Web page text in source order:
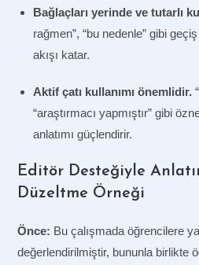
Bağlaçları yerinde ve tutarlı
rağmen”, “bu nedenle” gibi
akışı katar.
Aktif çatı kullanımı önemlidir.
“araştırmacı yapmıştır” gibi
anlatımı güçlendirir.
Editör Desteğiyle
Düzeltme Örneği
Önce: Bu çalışmada öğrencilere
değerlendirilmiştir, bununla birlikte